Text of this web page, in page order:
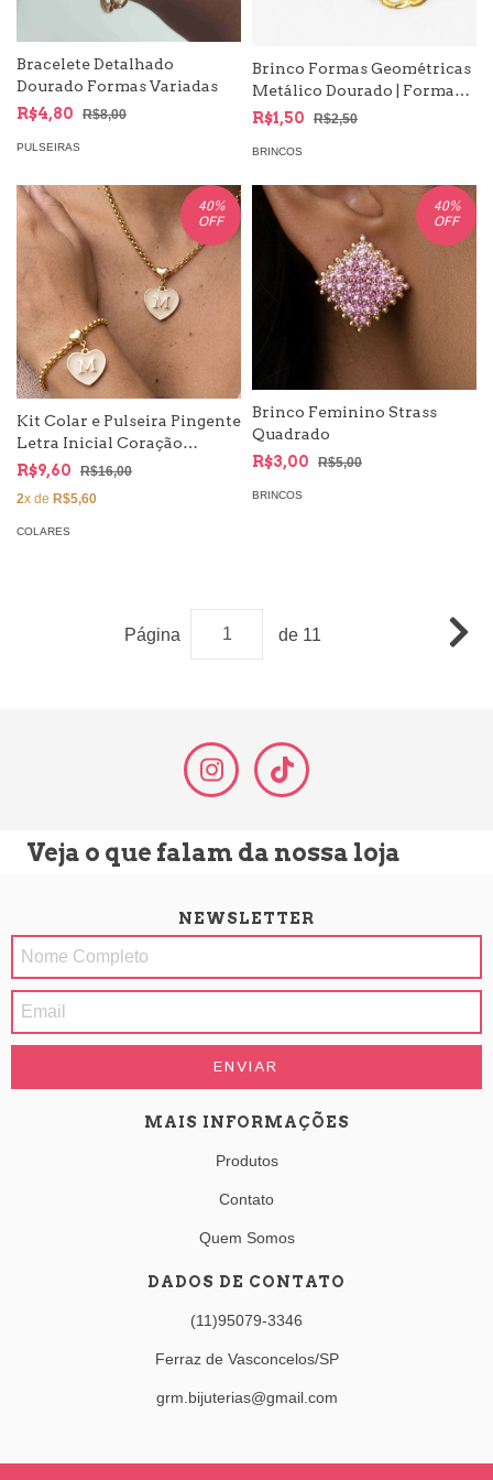
Bracelete Detalhado
Dourado Formas Variadas
R$4,80
R$8,00
PULSEIRAS
Brinco Formas Geométricas
Metálico Dourado | Formas
Circulares, Argola com
R$1,50 R$2,50
BRINCOS
40%
OFF
Kit Colar e Pulseira Pingente
Letra Inicial Coração
Resinado - Veneziana
R$9,60
R$16,00
2x de R$5,60
COLARES
40%
OFF
Brinco Feminino Strass
Quadrado
R$3,00
R$5,00
BRINCOS
Página de 11
Veja o que falam da nossa loja
NEWSLETTER
MAIS INFORMAÇÕES
Produtos
Contato
Quem Somos
DADOS DE CONTATO
(11)95079-3346
Ferraz de Vasconcelos/SP
grm.bijuterias@gmail.com